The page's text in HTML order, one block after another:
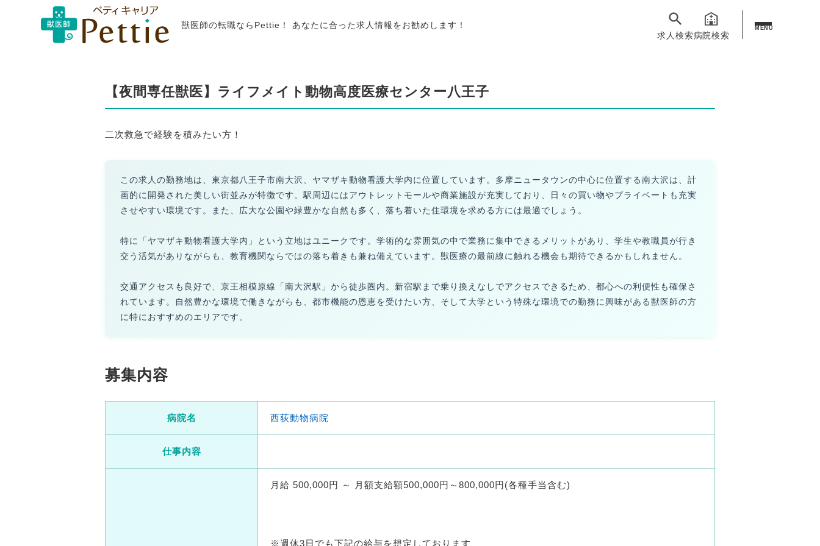
獣医師の転職ならPettie！ あなたに合った求人情報をお勧めします！
求人検索病院検索
MENU
【夜間専任獣医】ライフメイト動物高度医療センター八王子
二次救急で経験を積みたい方！
この求人の勤務地は、東京都八王子市南大沢、ヤマザキ動物看護大学内に位置しています。多摩ニュータウンの中心に位置する南大沢は、計
画的に開発された美しい街並みが特徴です。駅周辺にはアウトレットモールや商業施設が充実しており、日々の買い物やプライベートも充実
させやすい環境です。また、広大な公園や緑豊かな自然も多く、落ち着いた住環境を求める方には最適でしょう。
特に「ヤマザキ動物看護大学内」という立地はユニークです。学術的な雰囲気の中で業務に集中できるメリットがあり、学生や教職員が行き
交う活気がありながらも、教育機関ならではの落ち着きも兼ね備えています。獣医療の最前線に触れる機会も期待できるかもしれません。
交通アクセスも良好で、京王相模原線「南大沢駅」から徒歩圏内。新宿駅まで乗り換えなしでアクセスできるため、都心への利便性も確保さ
れています。自然豊かな環境で働きながらも、都市機能の恩恵を受けたい方、そして大学という特殊な環境での勤務に興味がある獣医師の方
に特におすすめのエリアです。
募集内容
病院名 西荻動物病院
仕事内容
月給 500,000円 ～ 月額支給額500,000円～800,000円(各種手当含む)
※週休3日でも下記の給与を想定しております